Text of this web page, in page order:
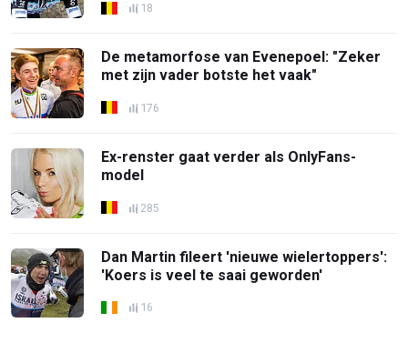
18
De metamorfose van Evenepoel: "Zeker
met zijn vader botste het vaak"
176
Ex-renster gaat verder als OnlyFans-
model
285
Dan Martin fileert 'nieuwe wielertoppers':
'Koers is veel te saai geworden'
16